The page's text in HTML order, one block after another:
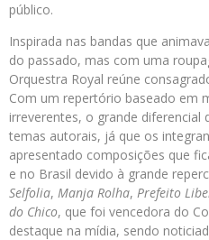
público.
Inspirada nas bandas que
do passado, mas com uma
Orquestra Royal reúne
Com um repertório baseado em
irreverentes, o grande
temas autorais, já que os
apresentado composições que
e no Brasil devido à grande
Selfolia, Manja Rolha, Prefeito
do Chico, que foi vencedora do
destaque na mídia, sendo